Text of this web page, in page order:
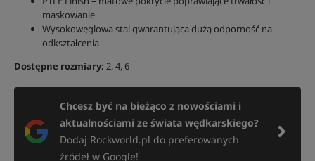
maskowanie
Wysokowęglowa stal gwarantująca dużą odporność na
odkształcenia
Dostępne rozmiary: 2, 4, 6
Chcesz być na bieżąco z nowościami i
aktualnościami ze świata wędkarskiego?
Dodaj Rockworld.pl do preferowanych
źródeł w Google!